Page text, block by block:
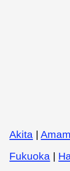
Akita |
Fukuoka |